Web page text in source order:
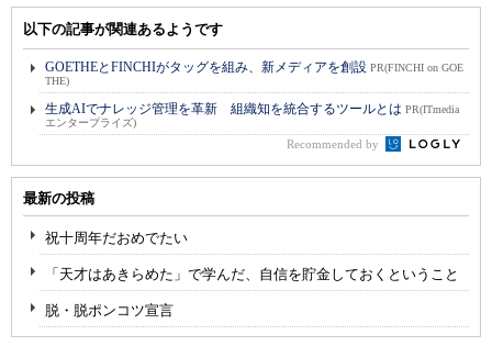
以下の記事が関連あるようです
GOETHEとFINCHIがタッグを組み、新メディアを創設 PR(FINCHI on GOE
THE)
生成AIでナレッジ管理を革新 組織知を統合するツールとは PR(ITmedia
エンタープライズ)
Recommended by
最新の投稿
祝十周年だおめでたい
「天才はあきらめた」で学んだ、自信を貯金しておくということ
脱・脱ポンコツ宣言